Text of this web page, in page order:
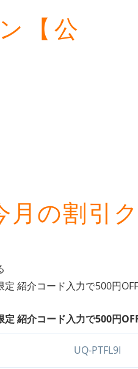
【公
月の割引
定 紹介コード入力で500円
UQ-PTFL9I